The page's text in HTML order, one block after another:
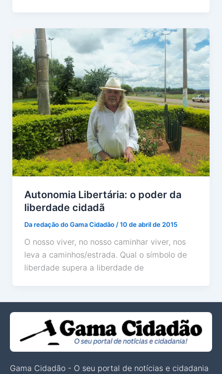
Autonomia Libertária: o poder da
liberdade cidadã
Da redação do Gama Cidadão/10 de abril de 2015
O nosso viver, no nosso caminhar viver, nos
leva a caminhos/estrada. Qual o símbolo de
liberdade supera a liberdade de
Gama Cidadão - O seu portal de notícias e cidadania